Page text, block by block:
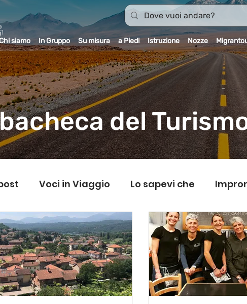
siamo In Gruppo Su misura a Piedi Istruzione Nozze
del
Voci in Viaggio Lo sapevi che
Librista Migrantour Dicono di noi
News I Viaggi della Tarta MigranFOOD